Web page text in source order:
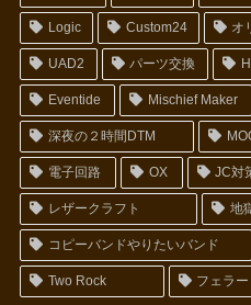
Logic Custom24 オ
UAD2 パーツ交換
Eventide Mischief Maker
深夜の２時間DTM
電子回路 OX JC対
レザークラフト 地
コピーバンドやりたいバンド
Two Rock フェラー